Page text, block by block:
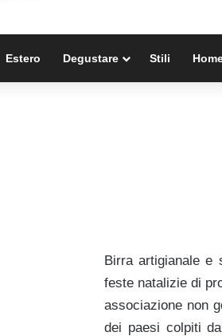
Estero Degustare Stili
Birra artigianale e
feste natalizie di
associazione non
dei paesi colpiti